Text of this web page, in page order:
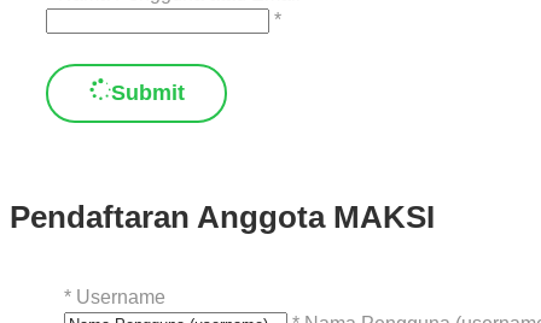
*
Submit
Pendaftaran Anggota MAKSI
* Username